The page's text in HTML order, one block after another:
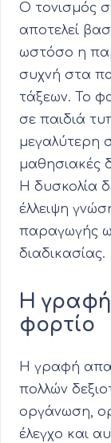
Ο τονισμός
αποτελεί
ωστόσο η
συχνή στα
τάξεων. Το
σε παιδιά
μεγαλύτερη
μαθησιακές
Η δυσκολία
έλλειψη
παραγωγής
διαδικασίας.
Η γραφή
φορτίο
Η γραφή
πολλών
οργάνωση,
έλεγχο και